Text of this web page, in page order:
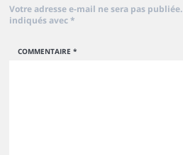
Votre adresse e-mail ne sera pas publiée.
indiqués avec*
COMMENTAIRE *